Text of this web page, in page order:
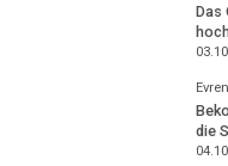
Das
die